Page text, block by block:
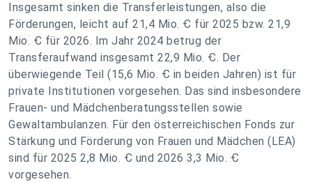
Insgesamt sinken die Transferleistungen, also die
Förderungen, leicht auf 21,4 Mio. Ꞓ für 2025 bzw. 21,9
Mio. Ꞓ für 2026. Im Jahr 2024 betrug der
Transferaufwand insgesamt 22,9 Mio. Ꞓ. Der
überwiegende Teil (15,6 Mio. Ꞓ in beiden Jahren) ist für
private Institutionen vorgesehen. Das sind insbesondere
Frauen- und Mädchenberatungsstellen sowie
Gewaltambulanzen. Für den österreichischen Fonds zur
Stärkung und Förderung von Frauen und Mädchen (LEA)
sind für 2025 2,8 Mio. Ꞓ und 2026 3,3 Mio. Ꞓ
vorgesehen.